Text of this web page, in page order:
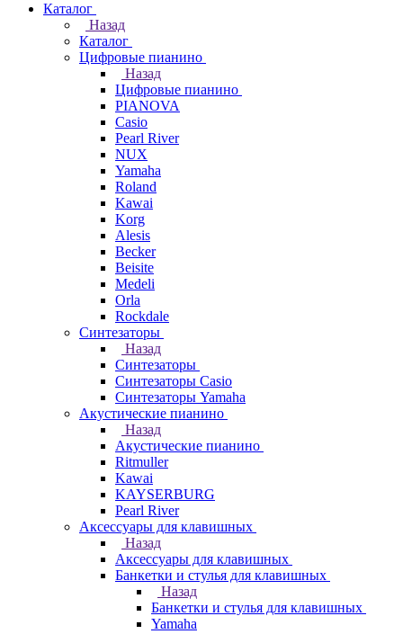
Каталог
Назад
Каталог
Цифровые пианино
Назад
Цифровые пианино
PIANOVA
Casio
Pearl River
NUX
Yamaha
Roland
Kawai
Korg
Alesis
Becker
Beisite
Medeli
Orla
Rockdale
Синтезаторы
Назад
Синтезаторы
Синтезаторы Casio
Синтезаторы Yamaha
Акустические пианино
Назад
Акустические пианино
Ritmuller
Kawai
KAYSERBURG
Pearl River
Аксессуары для клавишных
Назад
Аксессуары для клавишных
Банкетки и стулья для клавишных
Назад
Банкетки и стулья для клавишных
Yamaha